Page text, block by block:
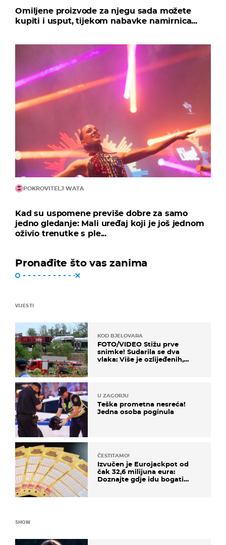
Omiljene proizvode za njegu sada možete
kupiti i usput, tijekom nabavke namirnica...
POKROVITELJ WATA
Kad su uspomene previše dobre za samo
jedno gledanje: Mali uređaj koji je još jednom
oživio trenutke s ple...
Pronađite što vas zanima
VIJESTI
KOD BJELOVARA
FOTO/VIDEO Stižu prve
snimke! Sudarila se dva
vlaka: Više je ozlijeđenih,
U ZAGORJU
Teška prometna nesreća!
Jedna osoba poginula
ČESTITAMO!
Izvučen je Eurojackpot od
čak 32,6 milijuna eura:
Doznajte gdje idu bogati
SHOW